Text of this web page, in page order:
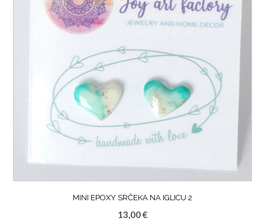
MINI EPOXY SRČEKA NA IGLICU 2
13,00€